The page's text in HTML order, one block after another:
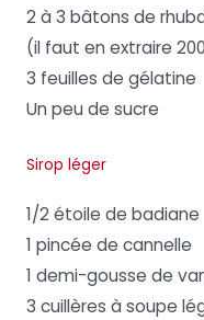
2 à 3 bâtons de
(il faut en extraire
3 feuilles de gélatine
Un peu de sucre
Sirop léger
1/2 étoile de badiane
1 pincée de cannelle
1 demi-gousse de
3 cuillères à soupe